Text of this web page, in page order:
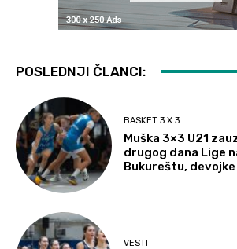
POSLEDNJI ČLANCI:
BASKET 3 X 3
Muška 3×3 U21
drugog dana Lige
Bukureštu,
VESTI